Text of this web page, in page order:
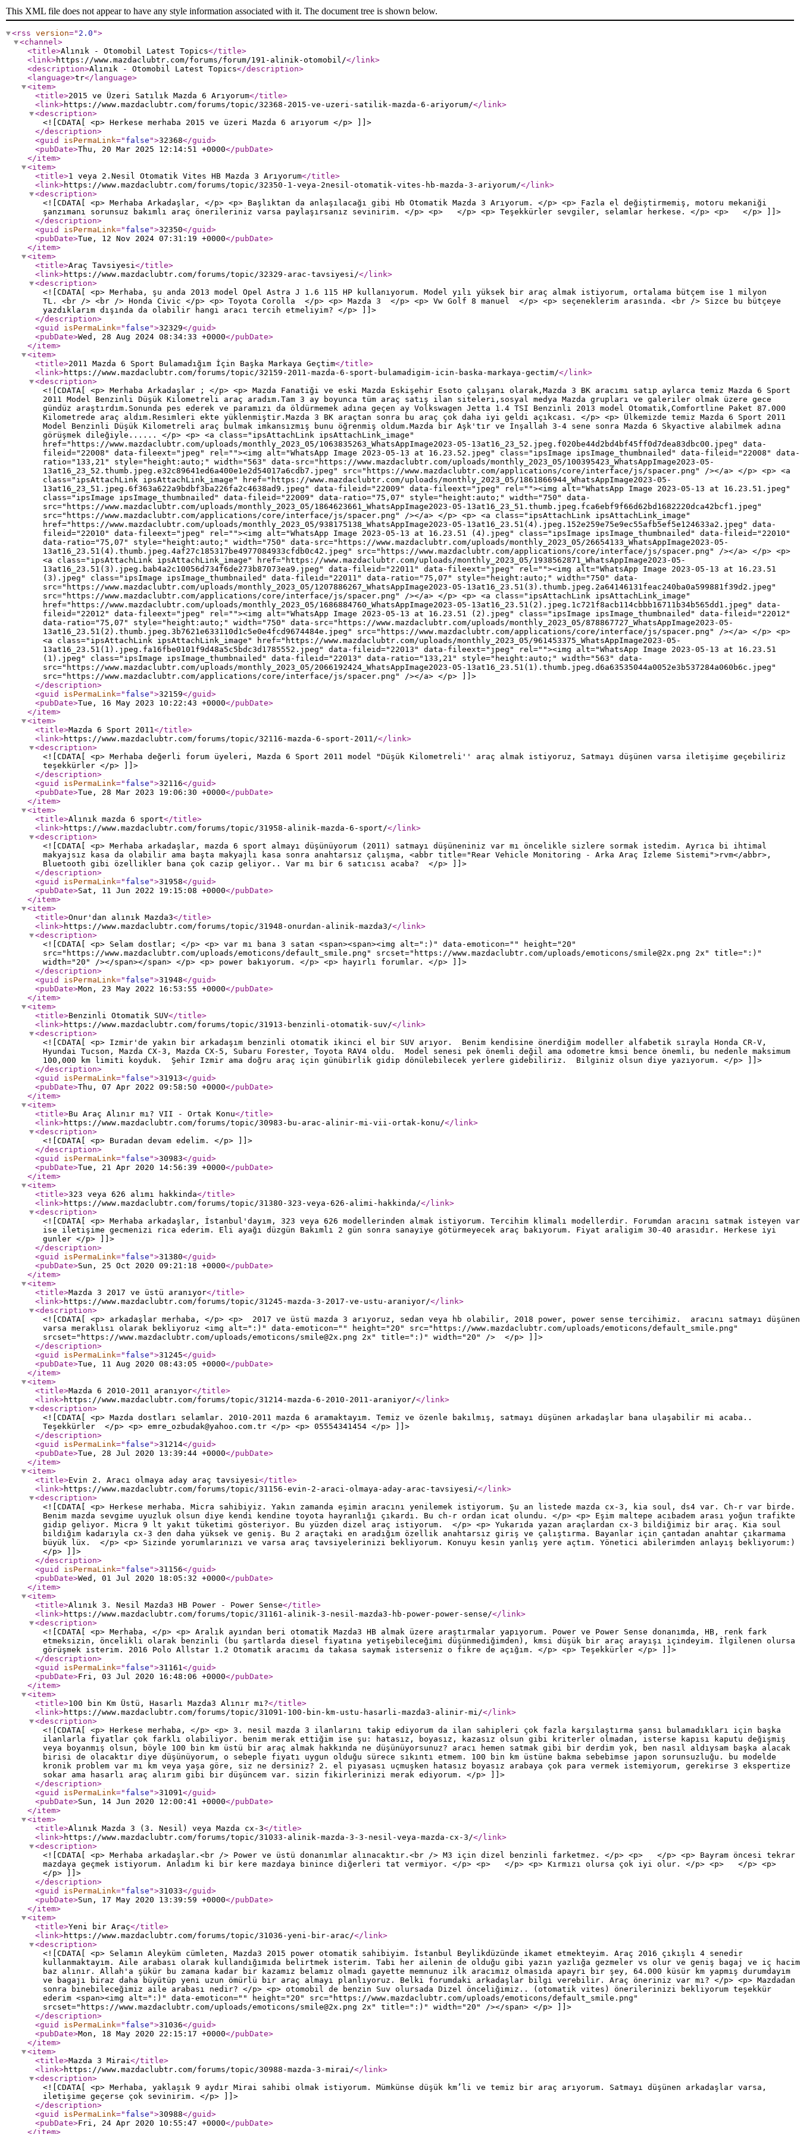
This XML file does not appear to have any style information associated with it. The document tree is shown below.
<rss version=" 2.0 ">
<channel>
<title>Alınık - Otomobil Latest Topics</title>
<link>https://www.mazdaclubtr.com/forums/forum/191-alinik-otomobil/</link>
<description>Alınık - Otomobil Latest Topics</description>
<language>tr</language>
<item>
<title>2015 ve Üzeri Satılık Mazda 6 Arıyorum</title>
<link>https://www.mazdaclubtr.com/forums/topic/32368-2015-ve-uzeri-satilik-mazda-6-ariyorum/</link>
<description>
<![CDATA[ <p> Herkese merhaba 2015 ve üzeri Mazda 6 arıyorum </p> ]]>
</description>
<guid
isPermaLink=" false ">32368</guid>
<pubDate>Thu, 20 Mar 2025 12:14:51 +0000</pubDate>
</item>
<item>
<title>1 veya 2.Nesil Otomatik Vites HB Mazda 3 Arıyorum</title>
<link>https://www.mazdaclubtr.com/forums/topic/32350-1-veya-2nesil-otomatik-vites-hb-mazda-3-ariyorum/</link>
<description>
<![CDATA[ <p> Merhaba Arkadaşlar, </p> <p> Başlıktan da anlaşılacağı gibi Hb Otomatik Mazda 3 Arıyorum. </p> <p> Fazla el değiştirmemiş, motoru mekaniği
şanzımanı sorunsuz bakımlı araç önerileriniz varsa paylaşırsanız sevinirim. </p> <p> </p> <p> Teşekkürler sevgiler, selamlar herkese. </p> <p> </p> ]]>
</description>
<guid
isPermaLink=" false ">32350</guid>
<pubDate>Tue, 12 Nov 2024 07:31:19 +0000</pubDate>
</item>
<item>
<title>Araç Tavsiyesi</title>
<link>https://www.mazdaclubtr.com/forums/topic/32329-arac-tavsiyesi/</link>
<description>
<![CDATA[ <p> Merhaba, şu anda 2013 model Opel Astra J 1.6 115 HP kullanıyorum. Model yılı yüksek bir araç almak istiyorum, ortalama bütçem ise 1 milyon
TL. <br /> <br /> Honda Civic </p> <p> Toyota Corolla </p> <p> Mazda 3 </p> <p> Vw Golf 8 manuel </p> <p> seçeneklerim arasında. <br /> Sizce bu bütçeye
yazdıklarım dışında da olabilir hangi aracı tercih etmeliyim? </p> ]]>
</description>
<guid
isPermaLink=" false ">32329</guid>
<pubDate>Wed, 28 Aug 2024 08:34:33 +0000</pubDate>
</item>
<item>
<title>2011 Mazda 6 Sport Bulamadığım İçin Başka Markaya Geçtim</title>
<link>https://www.mazdaclubtr.com/forums/topic/32159-2011-mazda-6-sport-bulamadigim-icin-baska-markaya-gectim/</link>
<description>
<![CDATA[ <p> Merhaba Arkadaşlar ; </p> <p> Mazda Fanatiği ve eski Mazda Eskişehir Esoto çalışanı olarak,Mazda 3 BK aracımı satıp aylarca temiz Mazda 6 Sport
2011 Model Benzinli Düşük Kilometreli araç aradım.Tam 3 ay boyunca tüm araç satış ilan siteleri,sosyal medya Mazda grupları ve galeriler olmak üzere gece
gündüz araştırdım.Sonunda pes ederek ve paramızı da öldürmemek adına geçen ay Volkswagen Jetta 1.4 TSI Benzinli 2013 model Otomatik,Comfortline Paket 87.000
Kilometrede araç aldım.Resimleri ekte yüklenmiştir.Mazda 3 BK araçtan sonra bu araç çok daha iyi geldi açıkcası. </p> <p> Ülkemizde temiz Mazda 6 Sport 2011
Model Benzinli Düşük Kilometreli araç bulmak imkansızmış bunu öğrenmiş oldum.Mazda bir Aşk'tır ve İnşallah 3-4 sene sonra Mazda 6 Skyactive alabilmek adına
görüşmek dileğiyle...... </p> <p> <a class="ipsAttachLink ipsAttachLink_image"
href="https://www.mazdaclubtr.com/uploads/monthly_2023_05/1063835263_WhatsAppImage2023-05-13at16_23_52.jpeg.f020be44d2bd4bf45ff0d7dea83dbc00.jpeg" data-
fileid="22008" data-fileext="jpeg" rel=""><img alt="WhatsApp Image 2023-05-13 at 16.23.52.jpeg" class="ipsImage ipsImage_thumbnailed" data-fileid="22008" data-
ratio="133,21" style="height:auto;" width="563" data-src="https://www.mazdaclubtr.com/uploads/monthly_2023_05/100395423_WhatsAppImage2023-05-
13at16_23_52.thumb.jpeg.e32c89641ed6a400e1e2d54017a6cdb7.jpeg" src="https://www.mazdaclubtr.com/applications/core/interface/js/spacer.png" /></a> </p> <p> <a
class="ipsAttachLink ipsAttachLink_image" href="https://www.mazdaclubtr.com/uploads/monthly_2023_05/1861866944_WhatsAppImage2023-05-
13at16_23_51.jpeg.6f363a622a9bdbf3ba226fa2c4638ad9.jpeg" data-fileid="22009" data-fileext="jpeg" rel=""><img alt="WhatsApp Image 2023-05-13 at 16.23.51.jpeg"
class="ipsImage ipsImage_thumbnailed" data-fileid="22009" data-ratio="75,07" style="height:auto;" width="750" data-
src="https://www.mazdaclubtr.com/uploads/monthly_2023_05/1864623661_WhatsAppImage2023-05-13at16_23_51.thumb.jpeg.fca6ebf9f66d62bd1682220dca42bcf1.jpeg"
src="https://www.mazdaclubtr.com/applications/core/interface/js/spacer.png" /></a> </p> <p> <a class="ipsAttachLink ipsAttachLink_image"
href="https://www.mazdaclubtr.com/uploads/monthly_2023_05/938175138_WhatsAppImage2023-05-13at16_23.51(4).jpeg.152e259e75e9ec55afb5ef5e124633a2.jpeg" data-
fileid="22010" data-fileext="jpeg" rel=""><img alt="WhatsApp Image 2023-05-13 at 16.23.51 (4).jpeg" class="ipsImage ipsImage_thumbnailed" data-fileid="22010"
data-ratio="75,07" style="height:auto;" width="750" data-src="https://www.mazdaclubtr.com/uploads/monthly_2023_05/26654133_WhatsAppImage2023-05-
13at16_23.51(4).thumb.jpeg.4af27c185317be4977084933cfdb0c42.jpeg" src="https://www.mazdaclubtr.com/applications/core/interface/js/spacer.png" /></a> </p> <p>
<a class="ipsAttachLink ipsAttachLink_image" href="https://www.mazdaclubtr.com/uploads/monthly_2023_05/1938562871_WhatsAppImage2023-05-
13at16_23.51(3).jpeg.bab4a2c10056d734f6de273b87073ea9.jpeg" data-fileid="22011" data-fileext="jpeg" rel=""><img alt="WhatsApp Image 2023-05-13 at 16.23.51
(3).jpeg" class="ipsImage ipsImage_thumbnailed" data-fileid="22011" data-ratio="75,07" style="height:auto;" width="750" data-
src="https://www.mazdaclubtr.com/uploads/monthly_2023_05/1207886267_WhatsAppImage2023-05-13at16_23.51(3).thumb.jpeg.2a64146131feac240ba0a599881f39d2.jpeg"
src="https://www.mazdaclubtr.com/applications/core/interface/js/spacer.png" /></a> </p> <p> <a class="ipsAttachLink ipsAttachLink_image"
href="https://www.mazdaclubtr.com/uploads/monthly_2023_05/1686884760_WhatsAppImage2023-05-13at16_23.51(2).jpeg.1c721f8acb114cbbb16711b34b565dd1.jpeg" data-
fileid="22012" data-fileext="jpeg" rel=""><img alt="WhatsApp Image 2023-05-13 at 16.23.51 (2).jpeg" class="ipsImage ipsImage_thumbnailed" data-fileid="22012"
data-ratio="75,07" style="height:auto;" width="750" data-src="https://www.mazdaclubtr.com/uploads/monthly_2023_05/878867727_WhatsAppImage2023-05-
13at16_23.51(2).thumb.jpeg.3b7621e633110d1c5e0e4fcd9674484e.jpeg" src="https://www.mazdaclubtr.com/applications/core/interface/js/spacer.png" /></a> </p> <p>
<a class="ipsAttachLink ipsAttachLink_image" href="https://www.mazdaclubtr.com/uploads/monthly_2023_05/961453375_WhatsAppImage2023-05-
13at16_23.51(1).jpeg.fa16fbe0101f9d48a5c5bdc3d1785552.jpeg" data-fileid="22013" data-fileext="jpeg" rel=""><img alt="WhatsApp Image 2023-05-13 at 16.23.51
(1).jpeg" class="ipsImage ipsImage_thumbnailed" data-fileid="22013" data-ratio="133,21" style="height:auto;" width="563" data-
src="https://www.mazdaclubtr.com/uploads/monthly_2023_05/2066192424_WhatsAppImage2023-05-13at16_23.51(1).thumb.jpeg.d6a63535044a0052e3b537284a060b6c.jpeg"
src="https://www.mazdaclubtr.com/applications/core/interface/js/spacer.png" /></a> </p> ]]>
</description>
<guid
isPermaLink=" false ">32159</guid>
<pubDate>Tue, 16 May 2023 10:22:43 +0000</pubDate>
</item>
<item>
<title>Mazda 6 Sport 2011</title>
<link>https://www.mazdaclubtr.com/forums/topic/32116-mazda-6-sport-2011/</link>
<description>
<![CDATA[ <p> Merhaba değerli forum üyeleri, Mazda 6 Sport 2011 model "Düşük Kilometreli'' araç almak istiyoruz, Satmayı düşünen varsa iletişime geçebiliriz
teşekkürler </p> ]]>
</description>
<guid
isPermaLink=" false ">32116</guid>
<pubDate>Tue, 28 Mar 2023 19:06:30 +0000</pubDate>
</item>
<item>
<title>Alınık mazda 6 sport</title>
<link>https://www.mazdaclubtr.com/forums/topic/31958-alinik-mazda-6-sport/</link>
<description>
<![CDATA[ <p> Merhaba arkadaşlar, mazda 6 sport almayı düşünüyorum (2011) satmayı düşüneniniz var mı öncelikle sizlere sormak istedim. Ayrıca bi ihtimal
makyajsız kasa da olabilir ama başta makyajlı kasa sonra anahtarsız çalışma, <abbr title="Rear Vehicle Monitoring - Arka Araç İzleme Sistemi">rvm</abbr>,
Bluetooth gibi özellikler bana çok cazip geliyor.. Var mı bir 6 satıcısı acaba? </p> ]]>
</description>
<guid
isPermaLink=" false ">31958</guid>
<pubDate>Sat, 11 Jun 2022 19:15:08 +0000</pubDate>
</item>
<item>
<title>Onur'dan alınık Mazda3</title>
<link>https://www.mazdaclubtr.com/forums/topic/31948-onurdan-alinik-mazda3/</link>
<description>
<![CDATA[ <p> Selam dostlar; </p> <p> var mı bana 3 satan <span><span><img alt=":)" data-emoticon="" height="20"
src="https://www.mazdaclubtr.com/uploads/emoticons/default_smile.png" srcset="https://www.mazdaclubtr.com/uploads/emoticons/smile@2x.png 2x" title=":)"
width="20" /></span></span> </p> <p> power bakıyorum. </p> <p> hayırlı forumlar. </p> ]]>
</description>
<guid
isPermaLink=" false ">31948</guid>
<pubDate>Mon, 23 May 2022 16:53:55 +0000</pubDate>
</item>
<item>
<title>Benzinli Otomatik SUV</title>
<link>https://www.mazdaclubtr.com/forums/topic/31913-benzinli-otomatik-suv/</link>
<description>
<![CDATA[ <p> Izmir'de yakın bir arkadaşım benzinli otomatik ikinci el bir SUV arıyor. Benim kendisine önerdiğim modeller alfabetik sırayla Honda CR-V,
Hyundai Tucson, Mazda CX-3, Mazda CX-5, Subaru Forester, Toyota RAV4 oldu. Model senesi pek önemli değil ama odometre kmsi bence önemli, bu nedenle maksimum
100,000 km limiti koyduk. Şehir Izmir ama doğru araç için günübirlik gidip dönülebilecek yerlere gidebiliriz. Bilginiz olsun diye yazıyorum. </p> ]]>
</description>
<guid
isPermaLink=" false ">31913</guid>
<pubDate>Thu, 07 Apr 2022 09:58:50 +0000</pubDate>
</item>
<item>
<title>Bu Araç Alınır mı? VII - Ortak Konu</title>
<link>https://www.mazdaclubtr.com/forums/topic/30983-bu-arac-alinir-mi-vii-ortak-konu/</link>
<description>
<![CDATA[ <p> Buradan devam edelim. </p> ]]>
</description>
<guid
isPermaLink=" false ">30983</guid>
<pubDate>Tue, 21 Apr 2020 14:56:39 +0000</pubDate>
</item>
<item>
<title>323 veya 626 alımı hakkinda</title>
<link>https://www.mazdaclubtr.com/forums/topic/31380-323-veya-626-alimi-hakkinda/</link>
<description>
<![CDATA[ <p> Merhaba arkadaşlar, İstanbul'dayım, 323 veya 626 modellerinden almak istiyorum. Tercihim klimalı modellerdir. Forumdan aracını satmak isteyen var
ise iletişime gecmenizi rica ederim. Eli ayağı düzgün Bakımlı 2 gün sonra sanayiye götürmeyecek araç bakıyorum. Fiyat araligim 30-40 arasıdır. Herkese iyi
gunler </p> ]]>
</description>
<guid
isPermaLink=" false ">31380</guid>
<pubDate>Sun, 25 Oct 2020 09:21:18 +0000</pubDate>
</item>
<item>
<title>Mazda 3 2017 ve üstü aranıyor</title>
<link>https://www.mazdaclubtr.com/forums/topic/31245-mazda-3-2017-ve-ustu-araniyor/</link>
<description>
<![CDATA[ <p> arkadaşlar merhaba, </p> <p> 2017 ve üstü mazda 3 arıyoruz, sedan veya hb olabilir, 2018 power, power sense tercihimiz. aracını satmayı düşünen
varsa meraklısı olarak bekliyoruz <img alt=":)" data-emoticon="" height="20" src="https://www.mazdaclubtr.com/uploads/emoticons/default_smile.png"
srcset="https://www.mazdaclubtr.com/uploads/emoticons/smile@2x.png 2x" title=":)" width="20" /> </p> ]]>
</description>
<guid
isPermaLink=" false ">31245</guid>
<pubDate>Tue, 11 Aug 2020 08:43:05 +0000</pubDate>
</item>
<item>
<title>Mazda 6 2010-2011 aranıyor</title>
<link>https://www.mazdaclubtr.com/forums/topic/31214-mazda-6-2010-2011-araniyor/</link>
<description>
<![CDATA[ <p> Mazda dostları selamlar. 2010-2011 mazda 6 aramaktayım. Temiz ve özenle bakılmış, satmayı düşünen arkadaşlar bana ulaşabilir mi acaba..
Teşekkürler </p> <p> emre_ozbudak@yahoo.com.tr </p> <p> 05554341454 </p> ]]>
</description>
<guid
isPermaLink=" false ">31214</guid>
<pubDate>Tue, 28 Jul 2020 13:39:44 +0000</pubDate>
</item>
<item>
<title>Evin 2. Aracı olmaya aday araç tavsiyesi</title>
<link>https://www.mazdaclubtr.com/forums/topic/31156-evin-2-araci-olmaya-aday-arac-tavsiyesi/</link>
<description>
<![CDATA[ <p> Herkese merhaba. Micra sahibiyiz. Yakın zamanda eşimin aracını yenilemek istiyorum. Şu an listede mazda cx-3, kia soul, ds4 var. Ch-r var birde.
Benim mazda sevgime uyuzluk olsun diye kendi kendine toyota hayranlığı çıkardı. Bu ch-r ordan icat olundu. </p> <p> Eşim maltepe acıbadem arası yoğun trafikte
gidip geliyor. Micra 9 lt yakıt tüketimi gösteriyor. Bu yüzden dizel araç istiyorum. </p> <p> Yukarıda yazan araçlardan cx-3 bildiğimiz bir araç. Kia soul
bildiğim kadarıyla cx-3 den daha yüksek ve geniş. Bu 2 araçtaki en aradığım özellik anahtarsız giriş ve çalıştırma. Bayanlar için çantadan anahtar çıkarmama
büyük lüx. </p> <p> Sizinde yorumlarınızı ve varsa araç tavsiyelerinizi bekliyorum. Konuyu kesin yanlış yere açtım. Yönetici abilerimden anlayış bekliyorum:)
</p> ]]>
</description>
<guid
isPermaLink=" false ">31156</guid>
<pubDate>Wed, 01 Jul 2020 18:05:32 +0000</pubDate>
</item>
<item>
<title>Alınık 3. Nesil Mazda3 HB Power - Power Sense</title>
<link>https://www.mazdaclubtr.com/forums/topic/31161-alinik-3-nesil-mazda3-hb-power-power-sense/</link>
<description>
<![CDATA[ <p> Merhaba, </p> <p> Aralık ayından beri otomatik Mazda3 HB almak üzere araştırmalar yapıyorum. Power ve Power Sense donanımda, HB, renk fark
etmeksizin, öncelikli olarak benzinli (bu şartlarda diesel fiyatına yetişebileceğimi düşünmediğimden), kmsi düşük bir araç arayışı içindeyim. İlgilenen olursa
görüşmek isterim. 2016 Polo Allstar 1.2 Otomatik aracımı da takasa saymak isterseniz o fikre de açığım. </p> <p> Teşekkürler </p> ]]>
</description>
<guid
isPermaLink=" false ">31161</guid>
<pubDate>Fri, 03 Jul 2020 16:48:06 +0000</pubDate>
</item>
<item>
<title>100 bin Km Üstü, Hasarlı Mazda3 Alınır mı?</title>
<link>https://www.mazdaclubtr.com/forums/topic/31091-100-bin-km-ustu-hasarli-mazda3-alinir-mi/</link>
<description>
<![CDATA[ <p> Herkese merhaba, </p> <p> 3. nesil mazda 3 ilanlarını takip ediyorum da ilan sahipleri çok fazla karşılaştırma şansı bulamadıkları için başka
ilanlarla fiyatlar çok farklı olabiliyor. benim merak ettiğim ise şu: hatasız, boyasız, kazasız olsun gibi kriterler olmadan, isterse kapısı kaputu değişmiş
veya boyanmış olsun, böyle 100 bin km üstü bir araç almak hakkında ne düşünüyorsunuz? aracı hemen satmak gibi bir derdim yok, ben nasıl aldıysam başka alacak
birisi de olacaktır diye düşünüyorum, o sebeple fiyatı uygun olduğu sürece sıkıntı etmem. 100 bin km üstüne bakma sebebimse japon sorunsuzluğu. bu modelde
kronik problem var mı km veya yaşa göre, siz ne dersiniz? 2. el piyasası uçmuşken hatasız boyasız arabaya çok para vermek istemiyorum, gerekirse 3 ekspertize
sokar ama hasarlı araç alırım gibi bir düşüncem var. sizin fikirlerinizi merak ediyorum. </p> ]]>
</description>
<guid
isPermaLink=" false ">31091</guid>
<pubDate>Sun, 14 Jun 2020 12:00:41 +0000</pubDate>
</item>
<item>
<title>Alınık Mazda 3 (3. Nesil) veya Mazda cx-3</title>
<link>https://www.mazdaclubtr.com/forums/topic/31033-alinik-mazda-3-3-nesil-veya-mazda-cx-3/</link>
<description>
<![CDATA[ <p> Merhaba arkadaşlar.<br /> Power ve üstü donanımlar alınacaktır.<br /> M3 için dizel benzinli farketmez. </p> <p> </p> <p> Bayram öncesi tekrar
mazdaya geçmek istiyorum. Anladım ki bir kere mazdaya binince diğerleri tat vermiyor. </p> <p> </p> <p> Kırmızı olursa çok iyi olur. </p> <p> </p> <p>
</p> ]]>
</description>
<guid
isPermaLink=" false ">31033</guid>
<pubDate>Sun, 17 May 2020 13:39:59 +0000</pubDate>
</item>
<item>
<title>Yeni bir Araç</title>
<link>https://www.mazdaclubtr.com/forums/topic/31036-yeni-bir-arac/</link>
<description>
<![CDATA[ <p> Selamın Aleyküm cümleten, Mazda3 2015 power otomatik sahibiyim. İstanbul Beylikdüzünde ikamet etmekteyim. Araç 2016 çıkışlı 4 senedir
kullanmaktayım. Aile arabası olarak kullandığımıda belirtmek isterim. Tabi her ailenin de olduğu gibi yazın yazlığa gezmeler vs olur ve geniş bagaj ve iç hacim
baz alınır. Allah'a şükür bu zamana kadar bir kazamız belamız olmadı gayette memnunuz ilk aracımız olmasıda apayrı bir şey, 64.000 küsür km yapmış durumdayım
ve bagajı biraz daha büyütüp yeni uzun ömürlü bir araç almayı planlıyoruz. Belki forumdaki arkadaşlar bilgi verebilir. Araç öneriniz var mı? </p> <p> Mazdadan
sonra binebileceğimiz aile arabası nedir? </p> <p> otomobil de benzin Suv olursada Dizel önceliğimiz.. (otomatik vites) önerilerinizi bekliyorum teşekkür
ederim <span><img alt=":)" data-emoticon="" height="20" src="https://www.mazdaclubtr.com/uploads/emoticons/default_smile.png"
srcset="https://www.mazdaclubtr.com/uploads/emoticons/smile@2x.png 2x" title=":)" width="20" /></span> </p> ]]>
</description>
<guid
isPermaLink=" false ">31036</guid>
<pubDate>Mon, 18 May 2020 22:15:17 +0000</pubDate>
</item>
<item>
<title>Mazda 3 Mirai</title>
<link>https://www.mazdaclubtr.com/forums/topic/30988-mazda-3-mirai/</link>
<description>
<![CDATA[ <p> Merhaba, yaklaşık 9 aydır Mirai sahibi olmak istiyorum. Mümkünse düşük km’li ve temiz bir araç arıyorum. Satmayı düşünen arkadaşlar varsa,
iletişime geçerse çok sevinirim. </p> ]]>
</description>
<guid
isPermaLink=" false ">30988</guid>
<pubDate>Fri, 24 Apr 2020 10:55:47 +0000</pubDate>
</item>